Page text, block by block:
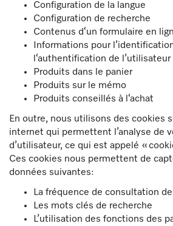
Configuration de la langue
Configuration de recherche
Contenus d‘un formulaire en
Informations pour
l‘authentification de l’utilisateur
Produits dans le panier
Produits sur le mémo
Produits conseillés à l‘achat
En outre, nous utilisons des cookies
internet qui permettent l’analyse de
d’utilisateur, ce qui est appelé «
Ces cookies nous permettent de
données suivantes:
La fréquence de consultation
Les mots clés de recherche
L’utilisation des fonctions des